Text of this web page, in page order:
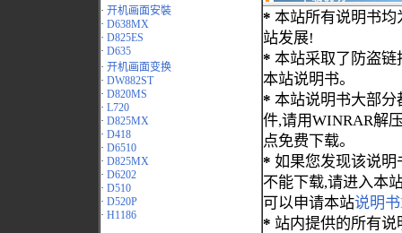
· 开机画面安裝
· D638MX
· D825ES
· D635
· 开机画面变换
· DW882ST
· D820MS
· L720
· D825MX
· D418
· D6510
· D825MX
· D6202
· D510
· D520P
· H1186
* 本站所有说明书均
站发展!
* 本站采取了防盗链
本站说明书。
* 本站说明书大部分
件,请用WINRAR解
点免费下载。
* 如果您发现该说明
不能下载,请进入本
可以申请本站说明
* 站内提供的所有